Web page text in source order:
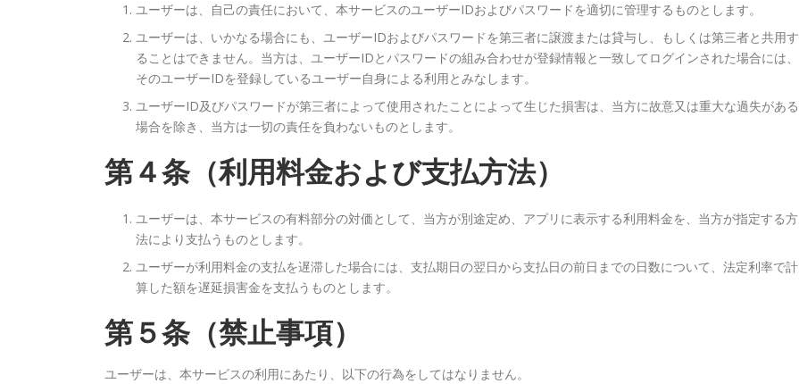
ユーザーは、自己の責任において、本サービスのユーザーIDおよびパスワードを適切に管理するものとします。
ユーザーは、いかなる場合にも、ユーザーIDおよびパスワードを第三者に譲渡または貸与し、もしくは第三者と共用す
ることはできません。当方は、ユーザーIDとパスワードの組み合わせが登録情報と一致してログインされた場合には、
そのユーザーIDを登録しているユーザー自身による利用とみなします。
ユーザーID及びパスワードが第三者によって使用されたことによって生じた損害は、当方に故意又は重大な過失がある
場合を除き、当方は一切の責任を負わないものとします。
第４条（利用料金および支払方法）
ユーザーは、本サービスの有料部分の対価として、当方が別途定め、アプリに表示する利用料金を、当方が指定する方
法により支払うものとします。
ユーザーが利用料金の支払を遅滞した場合には、支払期日の翌日から支払日の前日までの日数について、法定利率で計
算した額を遅延損害金を支払うものとします。
第５条（禁止事項）
ユーザーは、本サービスの利用にあたり、以下の行為をしてはなりません。